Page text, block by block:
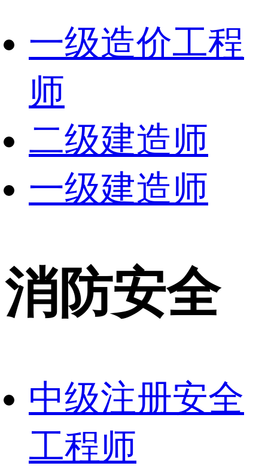
一级造价工程
师
二级建造师
一级建造师
消防安全
中级注册安全
工程师